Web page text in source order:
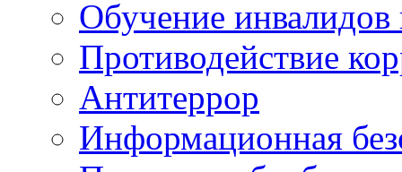
Обучение
Противодействие
Антитеррор
Информационная